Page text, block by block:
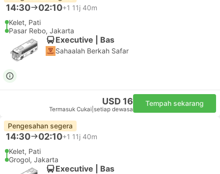
14:30 02:10+1 11j 40m
Kelet, Pati
Pasar Rebo, Jakarta
Executive | Bas
Sahaalah Berkah Safar
USD 16
Termasuk Cukai setiap dewasa
Tempah sekarang
Pengesahan segera
14:30 02:10+1 11j 40m
Kelet, Pati
Grogol, Jakarta
Executive | Bas